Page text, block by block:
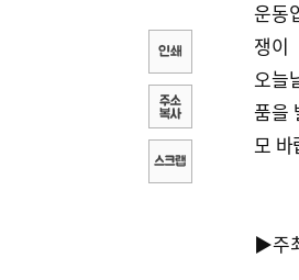
운동
쟁이
오늘
품을
모 바
▶주